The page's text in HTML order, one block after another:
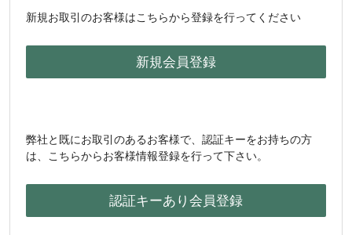
新規お取引のお客様はこちらから登録を行ってください
弊社と既にお取引のあるお客様で、認証キーをお持ちの方
は、こちらからお客様情報登録を行って下さい。